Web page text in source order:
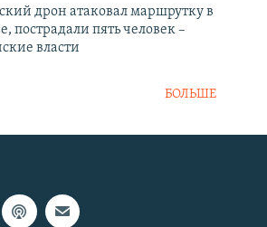
дрон атаковал маршрутку в
пострадали пять человек –
власти
БОЛЬШЕ